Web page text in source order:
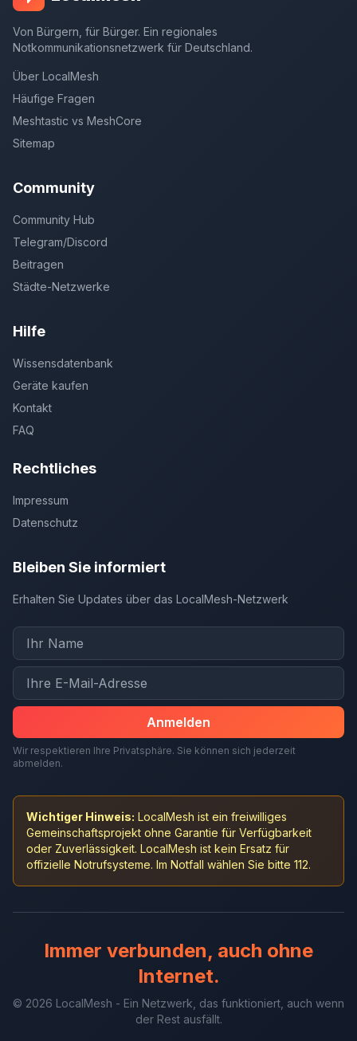
Von Bürgern, für Bürger. Ein regionales
Notkommunikationsnetzwerk für Deutschland.
Über LocalMesh
Häufige Fragen
Meshtastic vs MeshCore
Sitemap
Community
Community Hub
Telegram/Discord
Beitragen
Städte-Netzwerke
Hilfe
Wissensdatenbank
Geräte kaufen
Kontakt
FAQ
Rechtliches
Impressum
Datenschutz
Bleiben Sie informiert
Erhalten Sie Updates über das LocalMesh-Netzwerk
Anmelden
Wir respektieren Ihre Privatsphäre. Sie können sich jederzeit
abmelden.
Wichtiger Hinweis: LocalMesh ist ein freiwilliges
Gemeinschaftsprojekt ohne Garantie für Verfügbarkeit
oder Zuverlässigkeit. LocalMesh ist kein Ersatz für
offizielle Notrufsysteme. Im Notfall wählen Sie bitte 112.
Immer verbunden, auch ohne
Internet.
© 2026 LocalMesh - Ein Netzwerk, das funktioniert, auch wenn
der Rest ausfällt.